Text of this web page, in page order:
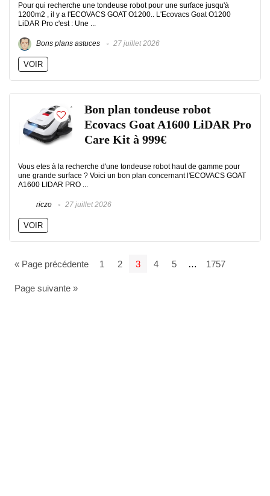
Pour qui recherche une tondeuse robot pour une surface jusqu'à
1200m2 , il y a l'ECOVACS GOAT O1200.. L'Ecovacs Goat O1200
LiDAR Pro c'est : Une ...
Bons plans astuces 27 juillet 2026
VOIR
Bon plan tondeuse robot
Ecovacs Goat A1600 LiDAR Pro
Care Kit à 999€
Vous etes à la recherche d'une tondeuse robot haut de gamme pour
une grande surface ? Voici un bon plan concernant l'ECOVACS GOAT
A1600 LIDAR PRO ...
riczo 27 juillet 2026
VOIR
« Page précédente 1 2 3 4 5 … 1757
Page suivante »